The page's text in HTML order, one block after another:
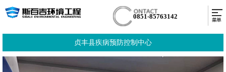
0851-85763142
贞丰县疾病预防控制中心